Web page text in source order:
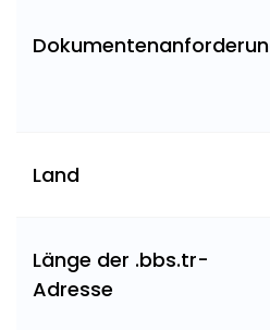
Land
Länge der .bbs.tr-
Adresse